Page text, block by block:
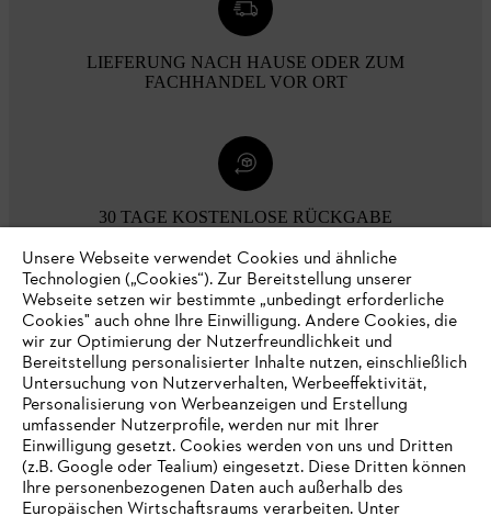
LIEFERUNG NACH HAUSE ODER ZUM
FACHHANDEL VOR ORT
30 TAGE KOSTENLOSE RÜCKGABE
Zahlungsmöglichkeiten
Unsere Webseite verwendet Cookies und ähnliche
Technologien („Cookies“). Zur Bereitstellung unserer
Webseite setzen wir bestimmte „unbedingt erforderliche
Cookies" auch ohne Ihre Einwilligung. Andere Cookies, die
wir zur Optimierung der Nutzerfreundlichkeit und
Bereitstellung personalisierter Inhalte nutzen, einschließlich
Untersuchung von Nutzerverhalten, Werbeeffektivität,
Personalisierung von Werbeanzeigen und Erstellung
umfassender Nutzerprofile, werden nur mit Ihrer
Einwilligung gesetzt. Cookies werden von uns und Dritten
(z.B. Google oder Tealium) eingesetzt. Diese Dritten können
Ihre personenbezogenen Daten auch außerhalb des
Europäischen Wirtschaftsraums verarbeiten. Unter